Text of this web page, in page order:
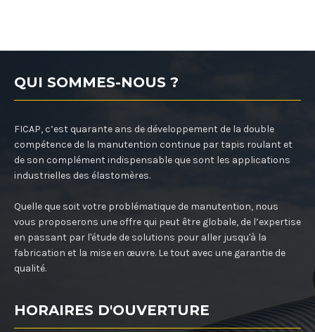
QUI SOMMES-NOUS ?
FICAP, c’est quarante ans de développement de la double
compétence de la manutention continue par tapis roulant et
de son complément indispensable que sont les applications
industrielles des élastomères.
Quelle que soit votre problématique de manutention, nous
vous proposerons une offre qui peut être globale, de l’expertise
en passant par l'étude de solutions pour aller jusqu'à la
fabrication et la mise en œuvre. Le tout avec une garantie de
qualité.
HORAIRES D'OUVERTURE